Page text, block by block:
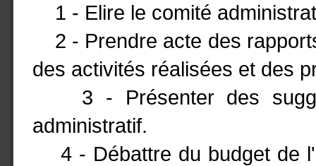
1 - Elire le comité
2 - Prendre acte des
des activités réalisées et des
3 - Présenter des
administratif.
4 - Débattre du budget de